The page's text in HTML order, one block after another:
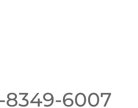
8349-6007